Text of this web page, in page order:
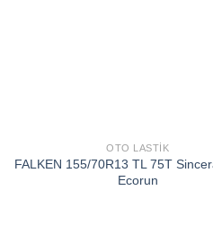
OTO LASTIK
FALKEN 155/70R13 TL 75T
Ecorun